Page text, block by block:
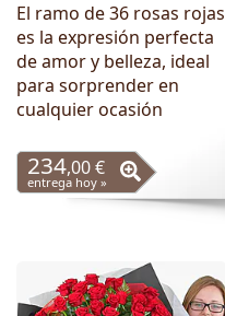
El ramo de 36 rosas rojas
es la expresión perfecta
de amor y belleza, ideal
para sorprender en
cualquier ocasión
234,00 €
entrega hoy »